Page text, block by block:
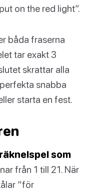
on the red light”.
båda fraserna
tar exakt 3
skrattar alla
snabba
starta en fest.
som
från 1 till 21. När
“för